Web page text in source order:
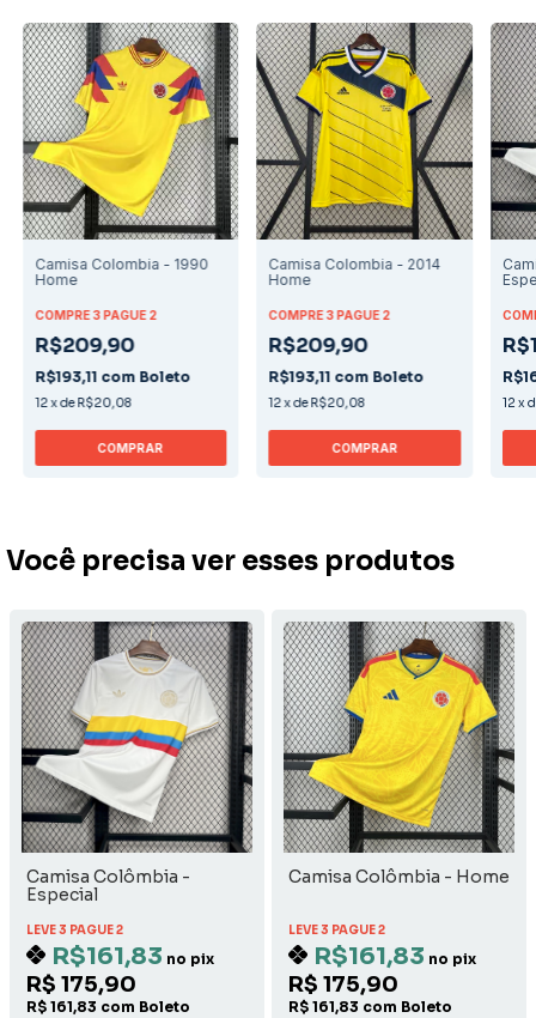
Camisa Colombia - 1990
Home
COMPRE 3 PAGUE 2
R$209,90
R$193,11 com Boleto
12xdeR$20,08
COMPRAR
Camisa Colombia - 2014
Home
COMPRE 3 PAGUE 2
R$209,90
R$193,11 com Boleto
12xdeR$20,08
COMPRAR
12 x
Você precisa ver esses produtos
Camisa Colômbia -
Especial
LEVE 3 PAGUE 2
R$161,83 no pix
R$ 175,90
R$ 161,83 com Boleto
Camisa Colômbia - Home
LEVE 3 PAGUE 2
R$161,83 no pix
R$ 175,90
R$ 161,83 com Boleto